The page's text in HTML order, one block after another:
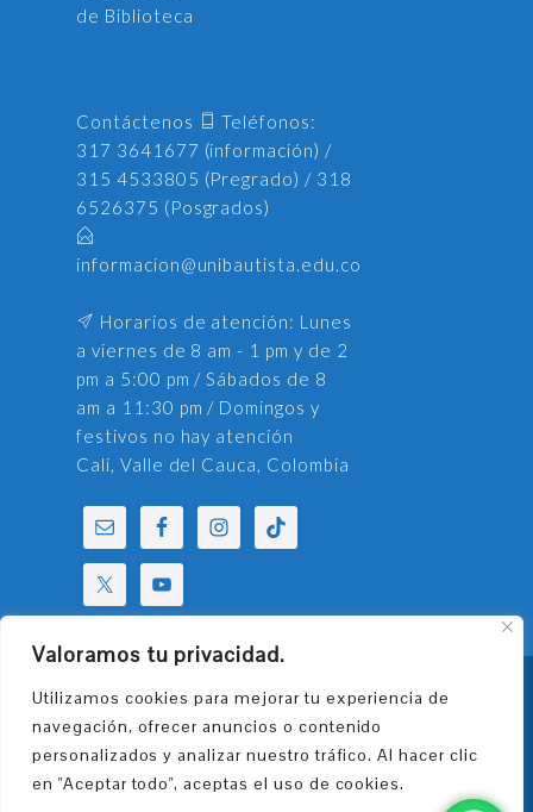
Valoramos tu privacidad.
Utilizamos cookies para mejorar tu experiencia de
navegación, ofrecer anuncios o contenido
personalizados y analizar nuestro tráfico. Al hacer clic
en "Aceptar todo", aceptas el uso de cookies.
de Biblioteca
Contáctenos
Teléfonos:
317 3641677 (información) /
315 4533805 (Pregrado) / 318
6526375 (Posgrados)
informacion@unibautista.edu.co
Horarios de atención: Lunes
a viernes de 8 am - 1 pm y de 2
pm a 5:00 pm / Sábados de 8
am a 11:30 pm / Domingos y
festivos no hay atención
Cali, Valle del Cauca, Colombia
Fundación Universitaria Seminario
Teológico Bautista Internacional.
Copyright © 2026. Todos los derechos